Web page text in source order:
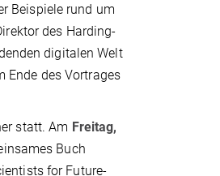
Beispiele rund um
des Harding-
digitalen Welt
Ende des Vortrages
statt. Am Freitag,
Buch
for Future-